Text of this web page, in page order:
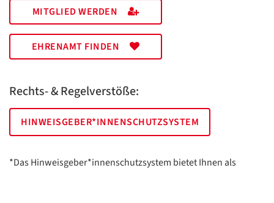
MITGLIED WERDEN
EHRENAMT FINDEN
Rechts- & Regelverstöße:
HINWEISGEBER*INNENSCHUTZSYSTEM
*Das Hinweisgeber*innenschutzsystem bietet Ihnen als